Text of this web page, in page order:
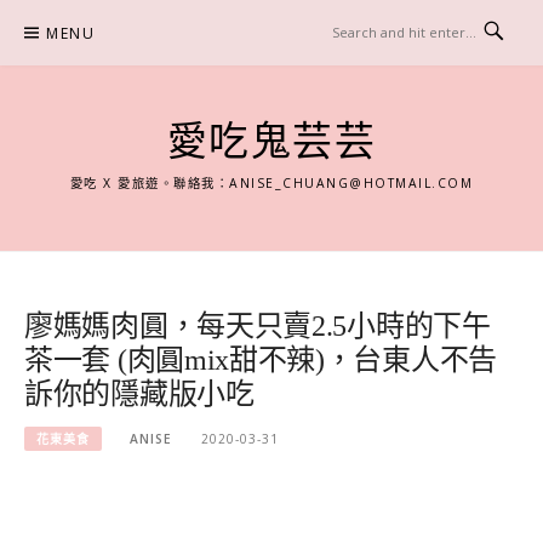
content
MENU
愛吃鬼芸芸
愛吃 X 愛旅遊。聯絡我：ANISE_CHUANG@HOTMAIL.COM
廖媽媽肉圓，每天只賣2.5小時的下午
茶一套 (肉圓mix甜不辣)，台東人不告
訴你的隱藏版小吃
花東美食 ANISE 2020-03-31